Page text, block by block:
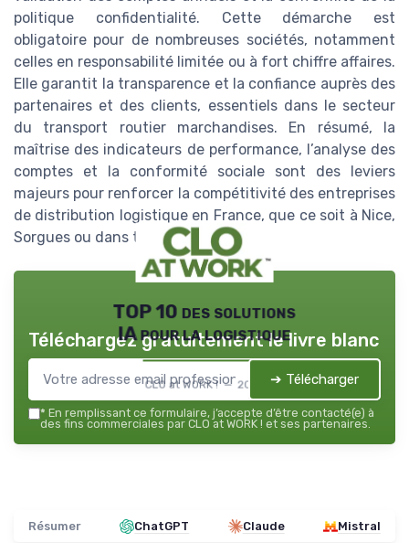
politique confidentialité. Cette démarche est
obligatoire pour de nombreuses sociétés, notamment
celles en responsabilité limitée ou à fort chiffre affaires.
Elle garantit la transparence et la confiance auprès des
partenaires et des clients, essentiels dans le secteur
du transport routier marchandises. En résumé, la
maîtrise des indicateurs de performance, l’analyse des
comptes et la conformité sociale sont des leviers
majeurs pour renforcer la compétitivité des entreprises
de distribution logistique en France, que ce soit à Nice,
Sorgues ou dans toute la Provence.
TOP 10 des solutions
IA pour la logistique
CLO at WORK ! — 2026
Téléchargez gratuitement le livre blanc
➔ Télécharger
* En remplissant ce formulaire, j’accepte d’être contacté(e) à
des fins commerciales par CLO at WORK ! et ses partenaires.
Résumer ChatGPT Claude Mistral